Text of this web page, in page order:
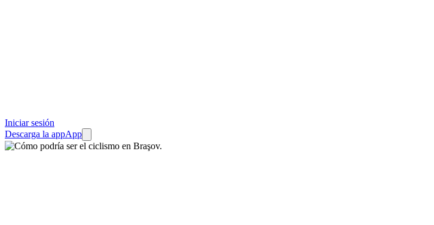
Iniciar sesión
Descarga la appApp